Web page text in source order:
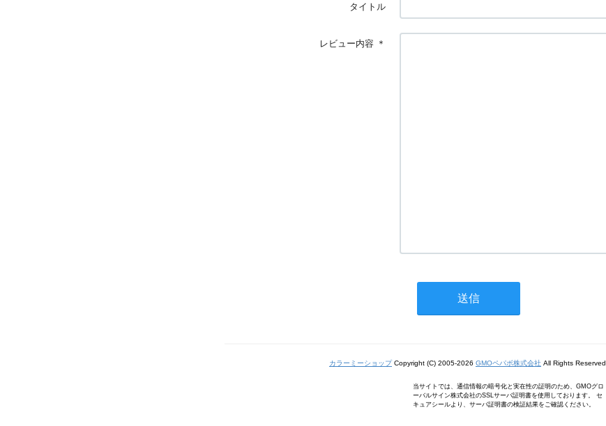
タイトル
レビュー内容 ＊
カラーミーショップCopyright (C) 2005-2026 GMOペパボ株式会社 All Rights Reserved.
当サイトでは、通信情報の暗号化と実在性の証明のため、GMOグロ
ーバルサイン株式会社のSSLサーバ証明書を使用しております。 セ
キュアシールより、サーバ証明書の検証結果をご確認ください。